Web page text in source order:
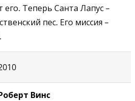
его. Теперь Санта Лапус –
пес. Его миссия –
Винс